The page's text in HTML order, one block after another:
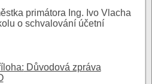
primátora Ing. Ivo Vlacha
o schvalování účetní
Důvodová zpráva